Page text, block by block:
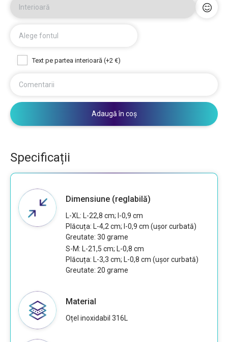
Interioară
Alege fontul
Text pe partea interioară (+2 €)
Comentarii
Adaugă în coș
Specificații
Dimensiune (reglabilă)
L-XL: L-22,8 cm; l-0,9 cm
Plăcuța: L-4,2 cm; l-0,9 cm (ușor curbată)
Greutate: 30 grame
S-M: L-21,5 cm; L-0,8 cm
Plăcuța: L-3,3 cm; L-0,8 cm (ușor curbată)
Greutate: 20 grame
Material
Oțel inoxidabil 316L